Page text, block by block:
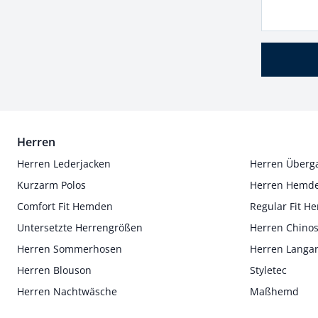
Herren
Herren Lederjacken
Herren
Kurzarm Polos
Herren
Comfort Fit Hemden
Regular Fit
Untersetzte Herrengrößen
Herren Chinos
Herren Sommerhosen
Herren
Herren Blouson
Styletec
Herren Nachtwäsche
Maßhemd